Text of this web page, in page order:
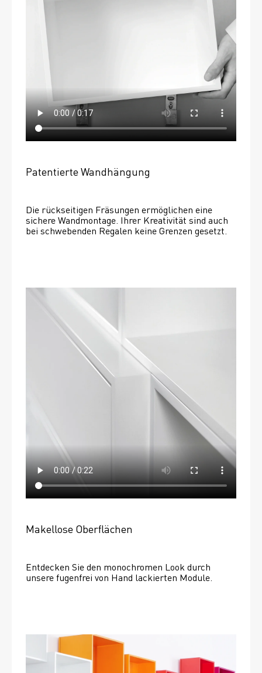
Patentierte Wandhängung
Die rückseitigen Fräsungen ermöglichen eine
sichere Wandmontage. Ihrer Kreativität sind auch
bei schwebenden Regalen keine Grenzen gesetzt.
Makellose Oberflächen
Entdecken Sie den monochromen Look durch
unsere fugenfrei von Hand lackierten Module.